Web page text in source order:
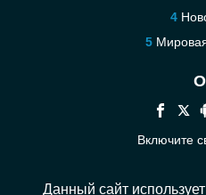
О
Включите
Данный сайт